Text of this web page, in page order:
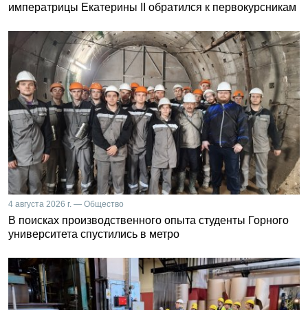
императрицы Екатерины II обратился к первокурсникам
4 августа 2026 г. — Общество
В поисках производственного опыта студенты Горного
университета спустились в метро